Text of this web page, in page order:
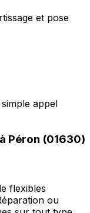
et pose
appel
Péron (01630)
flexibles
ou